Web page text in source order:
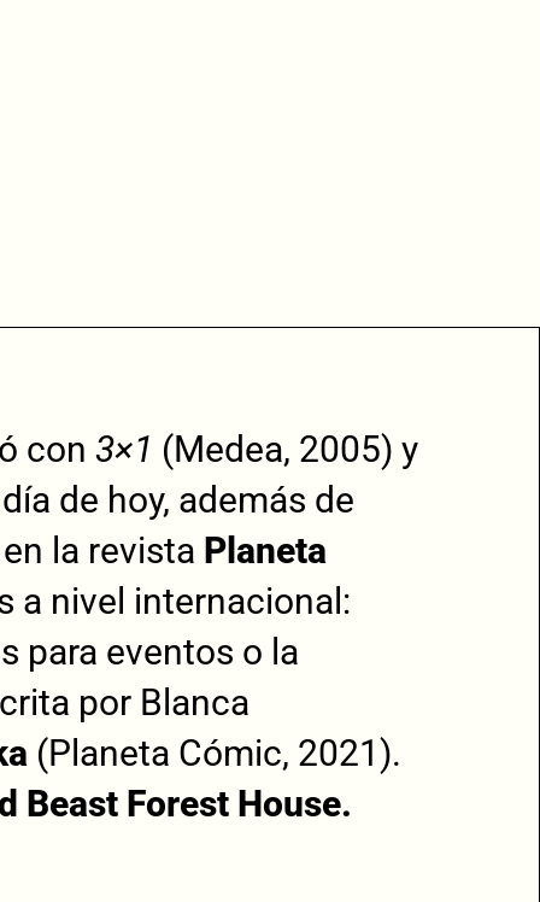
con 3×1 (Medea, 2005) y
de hoy, además de
la revista Planeta
a nivel internacional:
para eventos o la
por Blanca
(Planeta Cómic, 2021).
Beast Forest House.